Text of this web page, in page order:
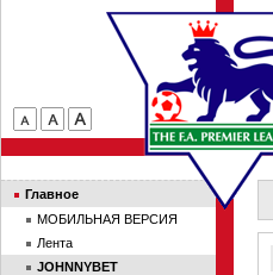
Главное
МОБИЛЬНАЯ ВЕРСИЯ
Лента
JOHNNYBET